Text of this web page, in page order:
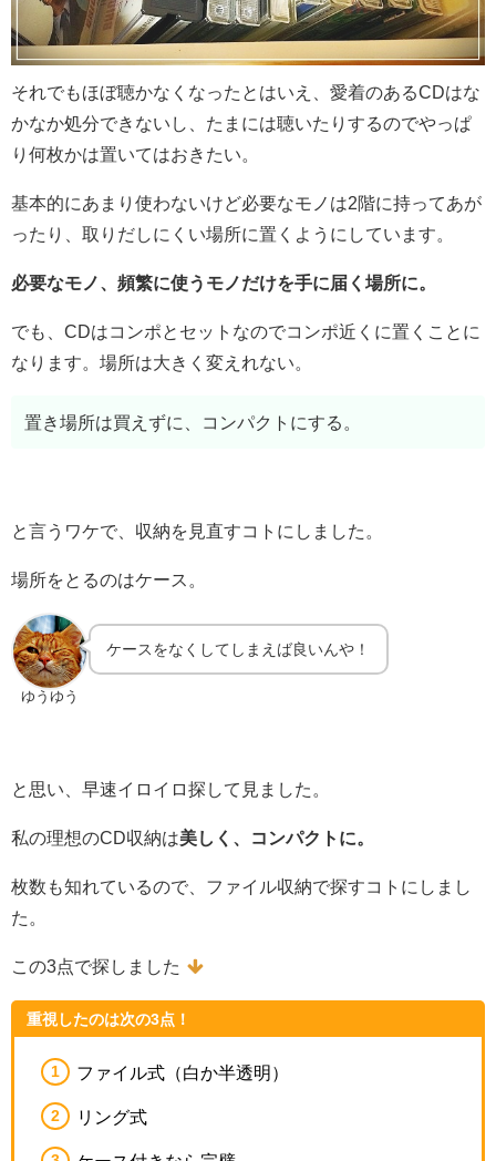
それでもほぼ聴かなくなったとはいえ、愛着のあるCDはな
かなか処分できないし、たまには聴いたりするのでやっぱ
り何枚かは置いてはおきたい。
基本的にあまり使わないけど必要なモノは2階に持ってあが
ったり、取りだしにくい場所に置くようにしています。
必要なモノ、頻繁に使うモノだけを手に届く場所に。
でも、CDはコンポとセットなのでコンポ近くに置くことに
なります。場所は大きく変えれない。
置き場所は買えずに、コンパクトにする。
と言うワケで、収納を見直すコトにしました。
場所をとるのはケース。
ゆうゆう
ケースをなくしてしまえば良いんや！
と思い、早速イロイロ探して見ました。
私の理想のCD収納は美しく、コンパクトに。
枚数も知れているので、ファイル収納で探すコトにしまし
た。
この3点で探しました
重視したのは次の3点！
ファイル式（白か半透明）
リング式